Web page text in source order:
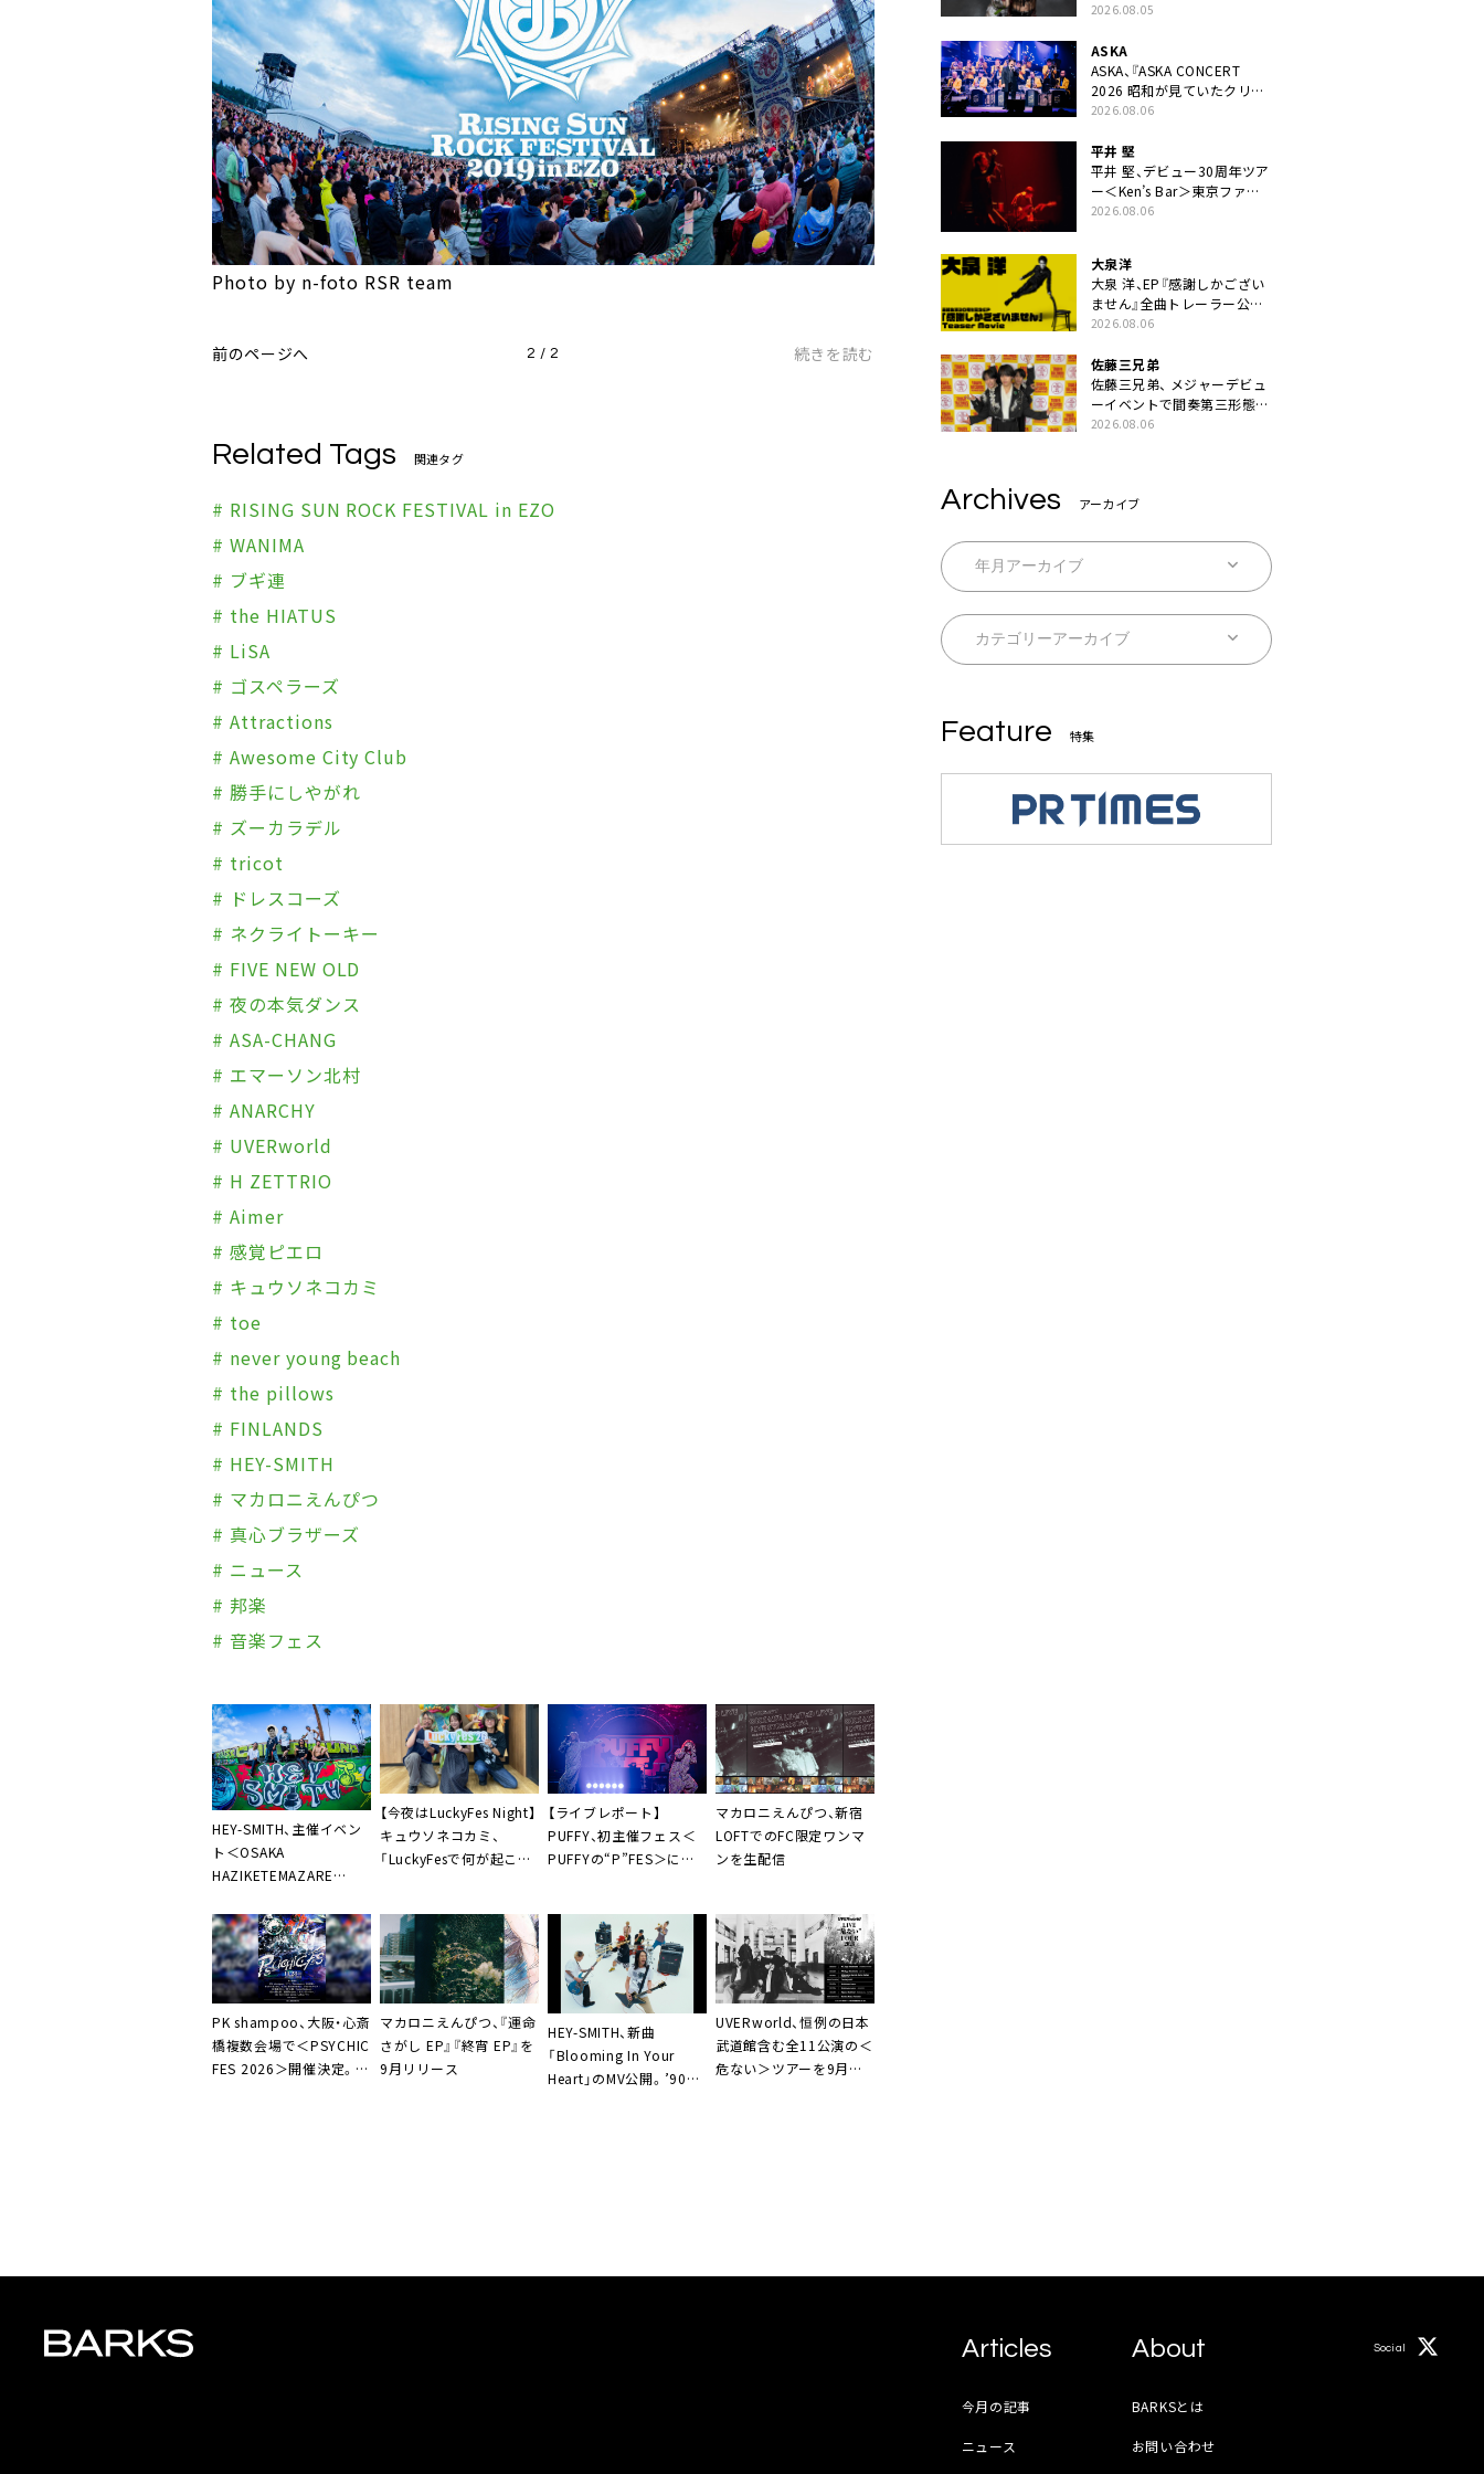
Photo by n-foto RSR team
前のページへ 2 / 2 続きを読む
Related Tags 関連タグ
# RISING SUN ROCK FESTIVAL in EZO
# WANIMA
# ブギ連
# the HIATUS
# LiSA
# ゴスペラーズ
# Attractions
# Awesome City Club
# 勝手にしやがれ
# ズーカラデル
# tricot
# ドレスコーズ
# ネクライトーキー
# FIVE NEW OLD
# 夜の本気ダンス
# ASA-CHANG
# エマーソン北村
# ANARCHY
# UVERworld
# H ZETTRIO
# Aimer
# 感覚ピエロ
# キュウソネコカミ
# toe
# never young beach
# the pillows
# FINLANDS
# HEY-SMITH
# マカロニえんぴつ
# 真心ブラザーズ
# ニュース
# 邦楽
# 音楽フェス
HEY-SMITH、主催イベン
ト＜OSAKA
HAZIKETEMAZARE
パーティー開催決定
【今夜はLuckyFes Night】
キュウソネコカミ、
「LuckyFesで何が起こる
【ライブレポート】
PUFFY、初主催フェス＜
PUFFYの“P”FES＞にウ
マカロニえんぴつ、新宿
LOFTでのFC限定ワンマ
ンを生配信
PK shampoo、大阪・心斎
橋複数会場で＜PSYCHIC
FES 2026＞開催決定。第
マカロニえんぴつ、『運命
さがし EP』『終宵 EP』を
9月リリース
HEY-SMITH、新曲
「Blooming In Your
Heart」のMV公開。’90年
UVERworld、恒例の日本
武道館含む全11公演の＜
危ない＞ツアーを9月よ
ニット・TAKARAがデビュー
2026.08.05
ASKA
ASKA、『ASKA CONCERT
2026 昭和が見ていたクリス
マス!? 』発売＆上映決定
2026.08.06
平井 堅
平井 堅、デビュー30周年ツア
ー＜Ken’s Bar＞東京ファイ
ナル公演の映像商品化決定。
2026.08.06
大泉洋
大泉 洋、EP『感謝しかござい
ません』全曲トレーラー公
開。幾田りら書き下ろし曲や
による提供曲のレコーディン
グ映像の一部解禁も
2026.08.06
佐藤三兄弟
佐藤三兄弟、 メジャーデビュ
ーイベントで間奏第三形態ダ
ンスを披露
2026.08.06
Archives アーカイブ
Feature 特集
Articles
今月の記事
ニュース
About
BARKSとは
お問い合わせ
Social